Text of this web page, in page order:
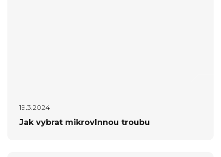
Jak vybrat mikrovlnnou troubu
19.3.2024